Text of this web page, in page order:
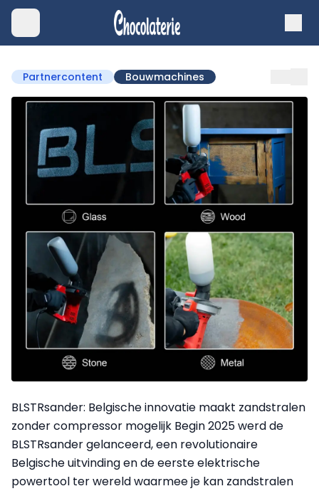
Partnercontent Bouwmachines
BLSTRsander: Belgische innovatie maakt zandstralen
zonder compressor mogelijk Begin 2025 werd de
BLSTRsander gelanceerd, een revolutionaire
Belgische uitvinding en de eerste elektrische
powertool ter wereld waarmee je kan zandstralen